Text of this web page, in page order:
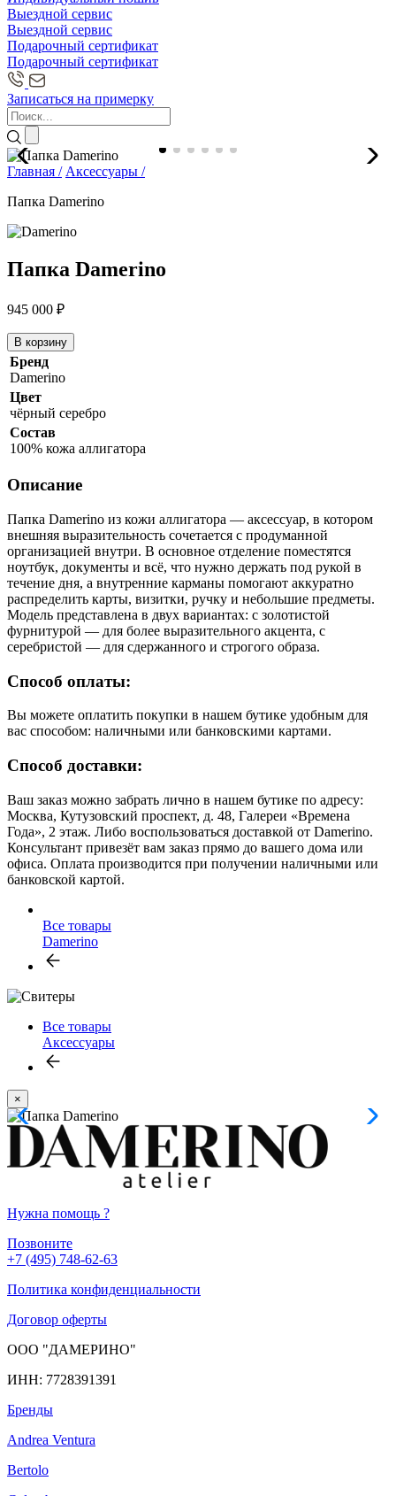
Выездной сервис
Выездной сервис
Подарочный сертификат
Подарочный сертификат
Записаться на примерку
Главная / Аксессуары /
Папка Damerino
Папка Damerino
945 000 ₽
В корзину
Бренд
Damerino
Цвет
чёрный серебро
Состав
100% кожа аллигатора
Описание
Папка Damerino из кожи аллигатора — аксессуар, в котором
внешняя выразительность сочетается с продуманной
организацией внутри. В основное отделение поместятся
ноутбук, документы и всё, что нужно держать под рукой в
течение дня, а внутренние карманы помогают аккуратно
распределить карты, визитки, ручку и небольшие предметы.
Модель представлена в двух вариантах: с золотистой
фурнитурой — для более выразительного акцента, с
серебристой — для сдержанного и строгого образа.
Способ оплаты:
Вы можете оплатить покупки в нашем бутике удобным для
вас способом: наличными или банковскими картами.
Способ доставки:
Ваш заказ можно забрать лично в нашем бутике по адресу:
Москва, Кутузовский проспект, д. 48, Галереи «Времена
Года», 2 этаж. Либо воспользоваться доставкой от Damerino.
Консультант привезёт вам заказ прямо до вашего дома или
офиса. Оплата производится при получении наличными или
банковской картой.
Все товары
Damerino
Все товары
Аксессуары
×
Нужна помощь ?
Позвоните
+7 (495) 748-62-63
Политика конфиденциальности
Договор оферты
ООО "ДАМЕРИНО"
ИНН: 7728391391
Бренды
Andrea Ventura
Bertolo